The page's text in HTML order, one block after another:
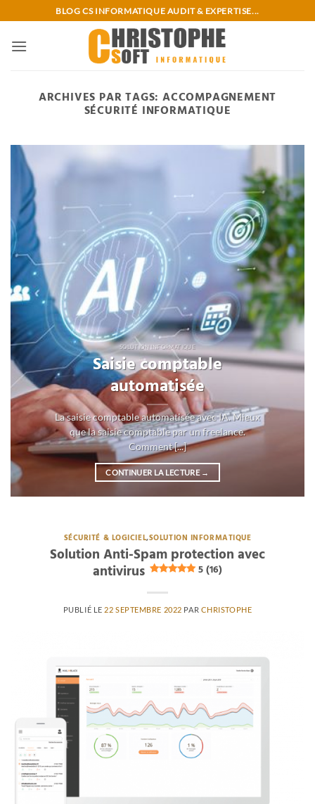
au
contenu
BLOG CS INFORMATIQUE AUDIT & EXPERTISE...
ARCHIVES PAR TAGS: ACCOMPAGNEMENT
SÉCURITÉ INFORMATIQUE
SOLUTION INFORMATIQUE
Saisie comptable
automatisée
La saisie comptable automatisée avec IA. Mieux
que la saisie comptable par un freelance.
Comment [...]
CONTINUER LA LECTURE →
SÉCURITÉ & LOGICIEL,SOLUTION INFORMATIQUE
Solution Anti-Spam protection avec
antivirus
5 (16)
PUBLIÉ LE 22 SEPTEMBRE 2022 PAR CHRISTOPHE